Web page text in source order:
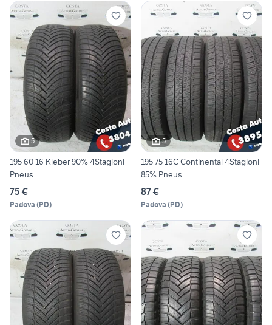
5
195 60 16 Kleber 90% 4Stagioni
Pneus
75 €
Padova (PD)
5
195 75 16C Continental 4Stagioni
85% Pneus
87 €
Padova (PD)